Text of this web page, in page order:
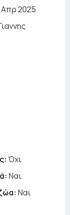
Απρ 2025
Όχι
Ναι
Ναι